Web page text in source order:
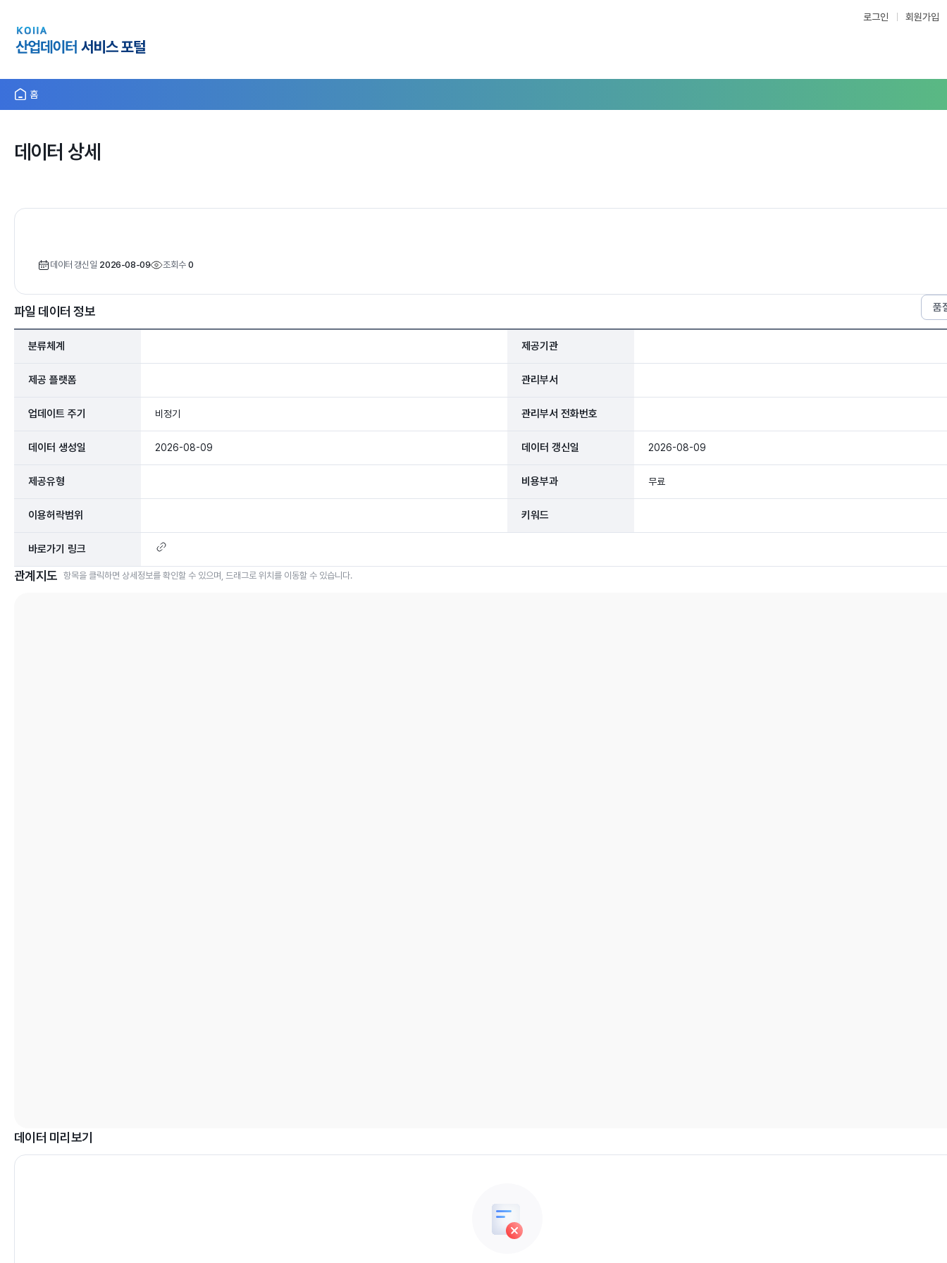
로그인 회원가입
홈
데이터 상세
데이터 갱신일 2026-08-09 조회수 0
파일 데이터 정보 품
분류체계 제공기관
제공 플랫폼 관리부서
업데이트 주기 비정기 관리부서 전화번호
데이터 생성일 2026-08-09 데이터 갱신일 2026-08-09
제공유형 비용부과 무료
이용허락범위 키워드
바로가기 링크
관계지도 항목을 클릭하면 상세정보를 확인할 수 있으며, 드래그로 위치를 이동할 수 있습니다.
데이터 미리보기